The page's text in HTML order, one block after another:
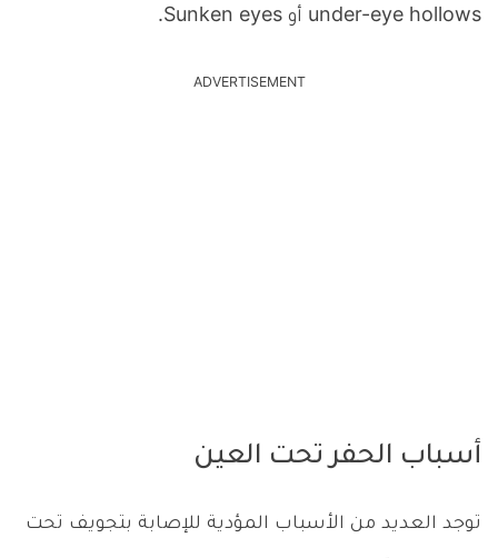
under-eye hollows أو Sunken eyes.
ADVERTISEMENT
أسباب الحفر تحت العين
توجد العديد من الأسباب المؤدية للإصابة بتجويف تحت